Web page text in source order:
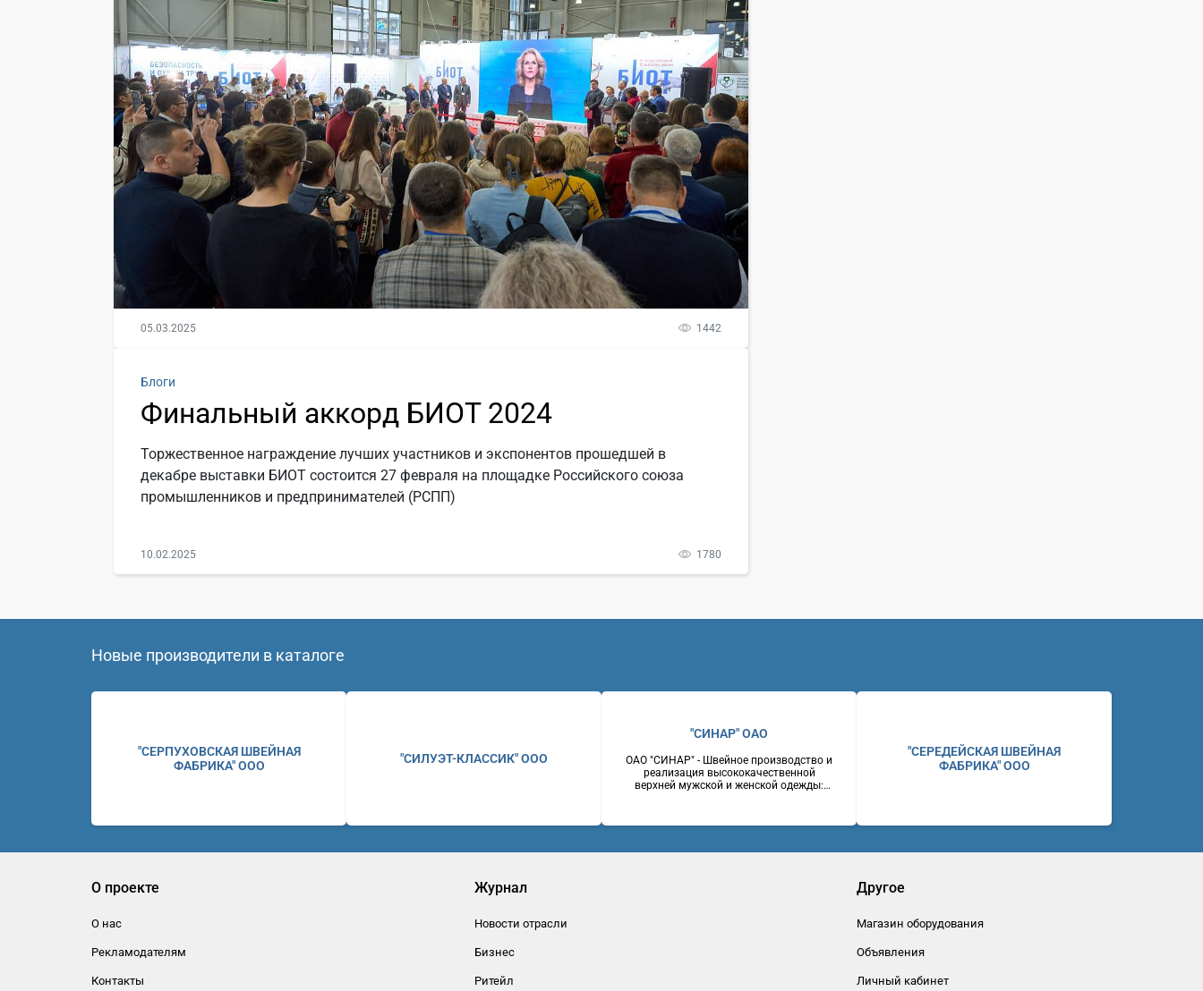
05.03.2025 1442
Блоги
Финальный аккорд БИОТ 2024
Торжественное награждение лучших участников и экспонентов прошедшей в
декабре выставки БИОТ состоится 27 февраля на площадке Российского союза
промышленников и предпринимателей (РСПП)
10.02.2025 1780
Новые производители в каталоге
"СЕРПУХОВСКАЯ ШВЕЙНАЯ
ФАБРИКА" ООО
"СИЛУЭТ-КЛАССИК" ООО
"СИНАР" ОАО
ОАО "СИНАР" - Швейное производство и
реализация высококачественной
верхней мужской и женской одежды:
"СЕРЕДЕЙСКАЯ ШВЕЙНАЯ
ФАБРИКА" ООО
О проекте
О нас
Рекламодателям
Контакты
Журнал
Новости отрасли
Бизнес
Ритейл
Другое
Магазин оборудования
Объявления
Личный кабинет